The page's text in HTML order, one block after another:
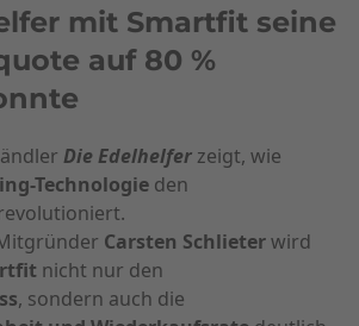
mit Smartfit seine
auf 80 %
DieEdelhelfer zeigt, wie
Technologie den
Carsten Schlieterwird
nicht nur den
, sondern auch die